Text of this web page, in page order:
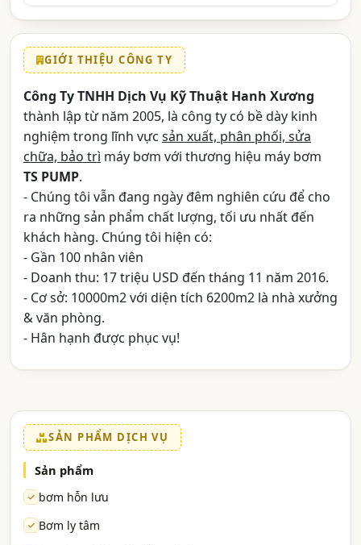
GIỚI THIỆU CÔNG TY
Công Ty TNHH Dịch Vụ Kỹ Thuật Hanh Xương
thành lập từ năm 2005, là công ty có bề dày kinh
nghiệm trong lĩnh vực sản xuất, phân phối, sửa
chữa, bảo trì máy bơm với thương hiệu máy bơm
TS PUMP.
- Chúng tôi vẫn đang ngày đêm nghiên cứu để cho
ra những sản phẩm chất lượng, tối ưu nhất đến
khách hàng. Chúng tôi hiện có:
- Gần 100 nhân viên
- Doanh thu: 17 triệu USD đến tháng 11 năm 2016.
- Cơ sở: 10000m2 với diện tích 6200m2 là nhà xưởng
& văn phòng.
- Hân hạnh được phục vụ!
SẢN PHẨM DỊCH VỤ
Sản phẩm
bơm hỗn lưu
Bơm ly tâm